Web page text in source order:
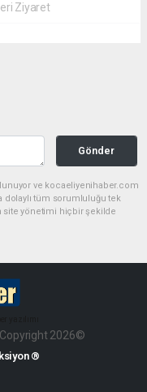
Ziyaret
Gönder
ve kocaeliyenihaber.com
dolaylı tüm sorumluluğu tek
site yönetimi hiçbir şekilde
2026©
®